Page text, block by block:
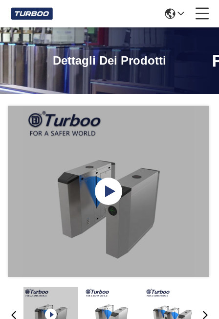
Dettagli Dei Prodotti